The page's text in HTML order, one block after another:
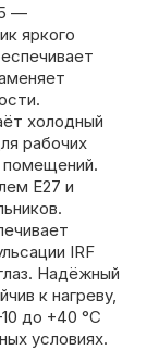
—
яркого
холодный
рабочих
помещений.
E27 и
IRF
Надёжный
к нагреву,
до +40 °C
условиях.